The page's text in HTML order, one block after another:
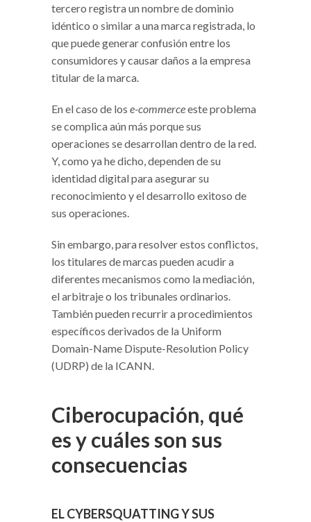
tercero registra un nombre de dominio
idéntico o similar a una marca registrada, lo
que puede generar confusión entre los
consumidores y causar daños a la empresa
titular de la marca.
En el caso de los e-commerceeste problema
se complica aún más porque sus
operaciones se desarrollan dentro de la red.
Y, como ya he dicho, dependen de su
identidad digital para asegurar su
reconocimiento y el desarrollo exitoso de
sus operaciones.
Sin embargo, para resolver estos conflictos,
los titulares de marcas pueden acudir a
diferentes mecanismos como la mediación,
el arbitraje o los tribunales ordinarios.
También pueden recurrir a procedimientos
específicos derivados de la Uniform
Domain-Name Dispute-Resolution Policy
(UDRP) de la ICANN.
Ciberocupación, qué
es y cuáles son sus
consecuencias
EL CYBERSQUATTING Y SUS